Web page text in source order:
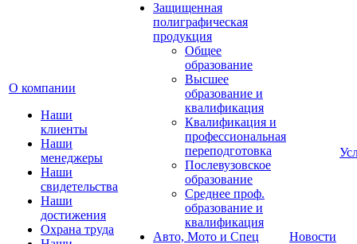
О компании
Наши
клиенты
Наши
менеджеры
Наши
свидетельства
Наши
достижения
Охрана труда
Защищенная
полиграфическая
продукция
Общее
образование
Высшее
образование и
квалификация
Квалификация и
профессиональная
переподготовка
Послевузовское
образование
Среднее проф.
образование и
квалификация
Авто, Мото и Спец
Новости